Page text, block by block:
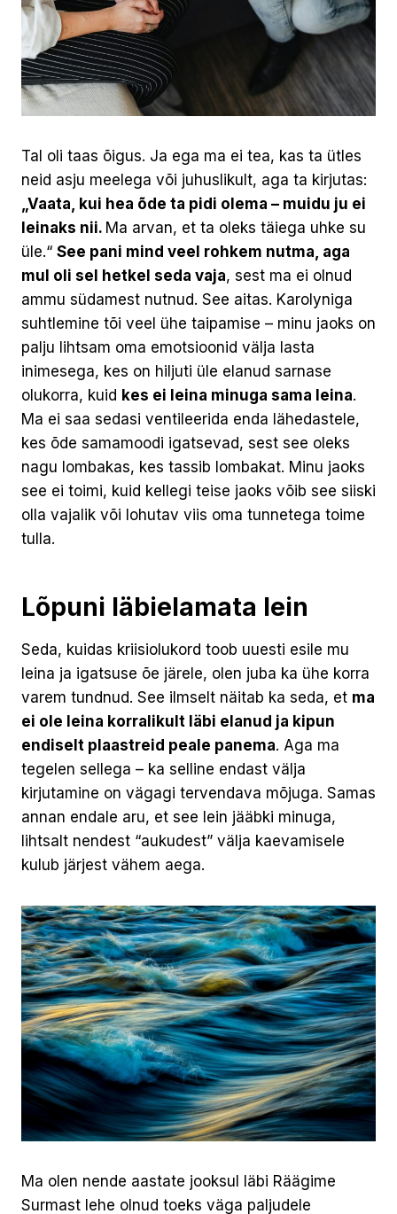
Tal oli taas õigus. Ja ega ma ei tea, kas ta ütles
neid asju meelega või juhuslikult, aga ta kirjutas:
„Vaata, kui hea õde ta pidi olema – muidu ju ei
leinaks nii. Ma arvan, et ta oleks täiega uhke su
üle.“ See pani mind veel rohkem nutma, aga
mul oli sel hetkel seda vaja, sest ma ei olnud
ammu südamest nutnud. See aitas. Karolyniga
suhtlemine tõi veel ühe taipamise – minu jaoks on
palju lihtsam oma emotsioonid välja lasta
inimesega, kes on hiljuti üle elanud sarnase
olukorra, kuid kes ei leina minuga sama leina.
Ma ei saa sedasi ventileerida enda lähedastele,
kes õde samamoodi igatsevad, sest see oleks
nagu lombakas, kes tassib lombakat. Minu jaoks
see ei toimi, kuid kellegi teise jaoks võib see siiski
olla vajalik või lohutav viis oma tunnetega toime
tulla.
Lõpuni läbielamata lein
Seda, kuidas kriisiolukord toob uuesti esile mu
leina ja igatsuse õe järele, olen juba ka ühe korra
varem tundnud. See ilmselt näitab ka seda, et ma
ei ole leina korralikult läbi elanud ja kipun
endiselt plaastreid peale panema. Aga ma
tegelen sellega – ka selline endast välja
kirjutamine on vägagi tervendava mõjuga. Samas
annan endale aru, et see lein jääbki minuga,
lihtsalt nendest “aukudest” välja kaevamisele
kulub järjest vähem aega.
Ma olen nende aastate jooksul läbi Räägime
Surmast lehe olnud toeks väga paljudele